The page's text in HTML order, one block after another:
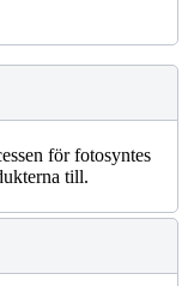
för fotosyntes
till.